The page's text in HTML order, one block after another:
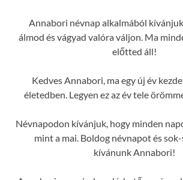
Annabori névnap alkalmából
álmod és vágyad valóra váljon. Ma
előtted áll!
Kedves Annabori, ma egy új év
életedben. Legyen ez az év tele
Névnapodon kívánjuk, hogy minden
mint a mai. Boldog névnapot és
kívánunk Annabori!